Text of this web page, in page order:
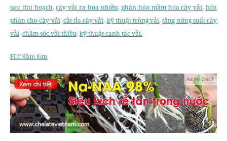
sau thu hoạch,cây vải ra hoa nhiều,phân hóa mầm hoa cây vải,bón
phân cho cây vải,cắt tỉa cây vải, kỹ thuật trồng vải,tăng năng suất cây
vải,chăm sóc vải thiều,kỹ thuật canh tác vải.
FLC Sầm Sơn
Ad by CNCT